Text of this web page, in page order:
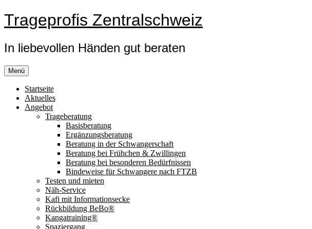
Zum
Inhalt
Trageprofis Zentralschweiz
In liebevollen Händen gut beraten
Menü
Startseite
Aktuelles
Angebot
Trageberatung
Basisberatung
Ergänzungsberatung
Beratung in der Schwangerschaft
Beratung bei Frühchen & Zwillingen
Beratung bei besonderen Bedürfnissen
Bindeweise für Schwangere nach FTZB
Testen und mieten
Näh-Service
Kafi mit Informationsecke
Rückbildung BeBo®
Kangatraining®
Spaziergang